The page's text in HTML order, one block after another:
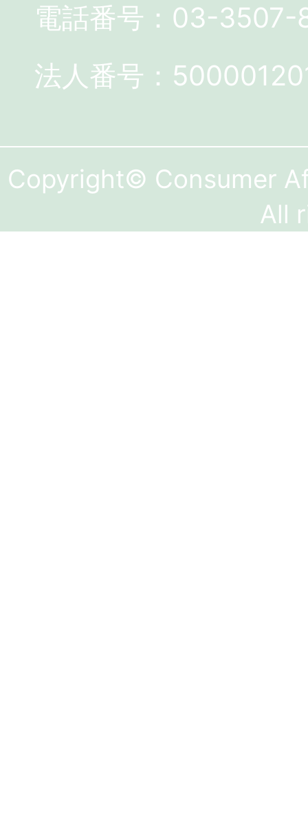
電話番号：03-3507-
法人番号：
Copyright© Consumer
All